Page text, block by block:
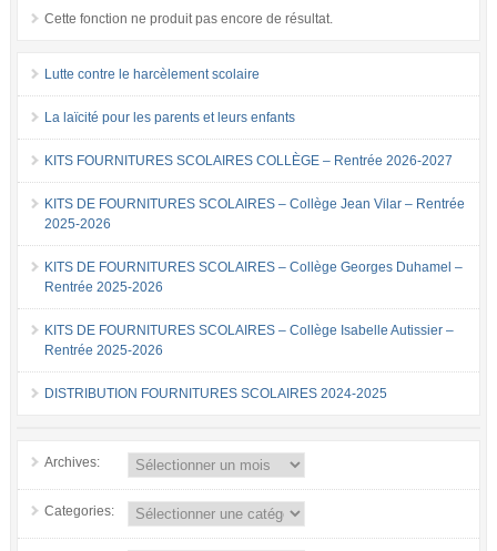
Cette fonction ne produit pas encore de résultat.
Lutte contre le harcèlement scolaire
La laïcité pour les parents et leurs enfants
KITS FOURNITURES SCOLAIRES COLLÈGE – Rentrée 2026-2027
KITS DE FOURNITURES SCOLAIRES – Collège Jean Vilar – Rentrée
2025-2026
KITS DE FOURNITURES SCOLAIRES – Collège Georges Duhamel –
Rentrée 2025-2026
KITS DE FOURNITURES SCOLAIRES – Collège Isabelle Autissier –
Rentrée 2025-2026
DISTRIBUTION FOURNITURES SCOLAIRES 2024-2025
Archives:
Categories: